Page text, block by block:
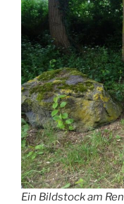
Ein Bildstock am